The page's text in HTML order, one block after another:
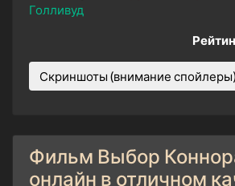
Голливуд
Скриншоты (внимание спойлеры)
Фильм Выбор
онлайн в отличном